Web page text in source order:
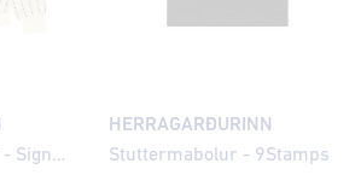
Síðerma Polo Bolur - Signature Knit Pinstriped
HERRAGARÐURINN
Stuttermabolur - 9Stamps